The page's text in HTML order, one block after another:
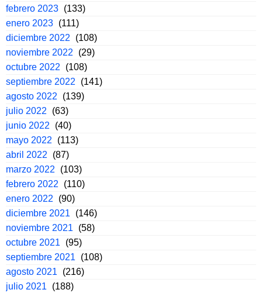
febrero 2023 (133)
enero 2023 (111)
diciembre 2022
(108)
noviembre 2022
(29)
octubre 2022
(108)
septiembre 2022
(141)
agosto 2022
(139)
julio 2022
(63)
junio 2022
(40)
mayo 2022
(113)
abril 2022
(87)
marzo 2022
(103)
febrero 2022
(110)
enero 2022
(90)
diciembre 2021
(146)
noviembre 2021
(58)
octubre 2021
(95)
septiembre 2021
(108)
agosto 2021
(216)
julio 2021
(188)